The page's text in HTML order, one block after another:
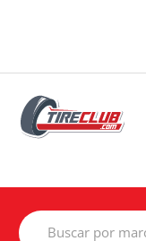
Search
for: